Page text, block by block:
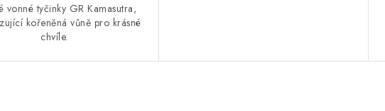
vonné tyčinky GR Kamasutra,
kořeněná vůně pro krásné
chvíle.